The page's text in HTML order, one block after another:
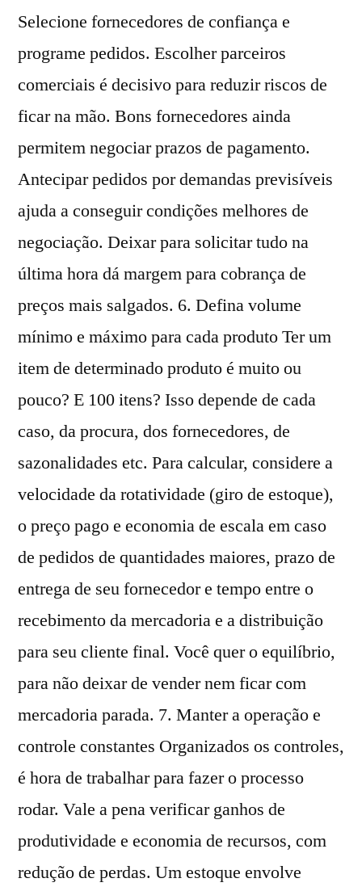
Selecione fornecedores de confiança e
programe pedidos. Escolher parceiros
comerciais é decisivo para reduzir riscos de
ficar na mão. Bons fornecedores ainda
permitem negociar prazos de pagamento.
Antecipar pedidos por demandas previsíveis
ajuda a conseguir condições melhores de
negociação. Deixar para solicitar tudo na
última hora dá margem para cobrança de
preços mais salgados. 6. Defina volume
mínimo e máximo para cada produto Ter um
item de determinado produto é muito ou
pouco? E 100 itens? Isso depende de cada
caso, da procura, dos fornecedores, de
sazonalidades etc. Para calcular, considere a
velocidade da rotatividade (giro de estoque),
o preço pago e economia de escala em caso
de pedidos de quantidades maiores, prazo de
entrega de seu fornecedor e tempo entre o
recebimento da mercadoria e a distribuição
para seu cliente final. Você quer o equilíbrio,
para não deixar de vender nem ficar com
mercadoria parada. 7. Manter a operação e
controle constantes Organizados os controles,
é hora de trabalhar para fazer o processo
rodar. Vale a pena verificar ganhos de
produtividade e economia de recursos, com
redução de perdas. Um estoque envolve